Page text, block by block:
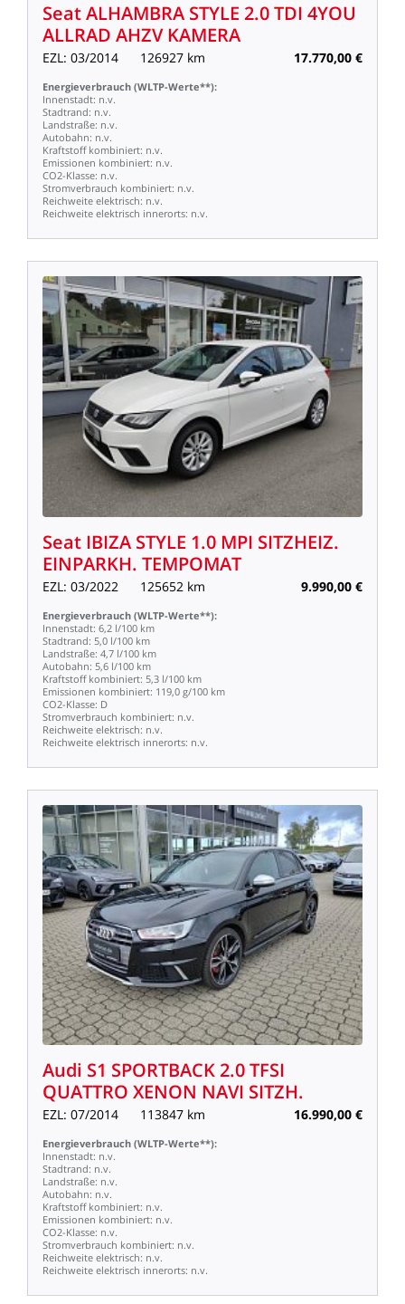
SeatALHAMBRA STYLE 2.0TDI 4YOU
ALLRAD AHZV KAMERA
EZL: 03/2014 126927 km 17.770,00 €
Energieverbrauch (WLTP-Werte**):
Innenstadt: n.v.
Stadtrand: n.v.
Landstraße: n.v.
Autobahn: n.v.
Kraftstoff kombiniert: n.v.
Emissionen kombiniert: n.v.
CO2-Klasse: n.v.
Stromverbrauch kombiniert: n.v.
Reichweite elektrisch: n.v.
Reichweite elektrisch innerorts: n.v.
Seat IBIZA STYLE 1.0 MPI SITZHEIZ.
EINPARKH. TEMPOMAT
EZL: 03/2022 125652 km 9.990,00 €
Energieverbrauch (WLTP-Werte**):
Innenstadt: 6,2 l/100 km
Stadtrand: 5,0 l/100 km
Landstraße: 4,7 l/100 km
Autobahn: 5,6 l/100 km
Kraftstoff kombiniert: 5,3 l/100 km
Emissionen kombiniert: 119,0 g/100 km
CO2-Klasse: D
Stromverbrauch kombiniert: n.v.
Reichweite elektrisch: n.v.
Reichweite elektrisch innerorts: n.v.
Audi S1 SPORTBACK2.0TFSI
QUATTRO XENON NAVI SITZH.
EZL: 07/2014 113847 km 16.990,00 €
Energieverbrauch (WLTP-Werte**):
Innenstadt: n.v.
Stadtrand: n.v.
Landstraße: n.v.
Autobahn: n.v.
Kraftstoff kombiniert: n.v.
Emissionen kombiniert: n.v.
CO2-Klasse: n.v.
Stromverbrauch kombiniert: n.v.
Reichweite elektrisch: n.v.
Reichweite elektrisch innerorts: n.v.